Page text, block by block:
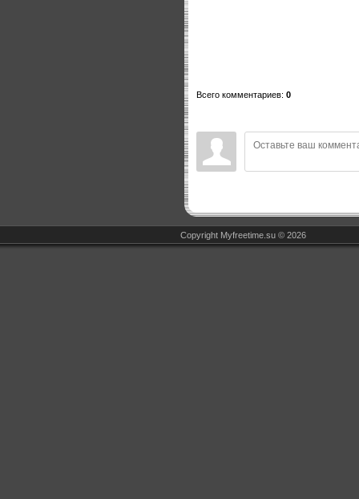
Всего комментариев: 0
Copyright Myfreetime.su © 2026